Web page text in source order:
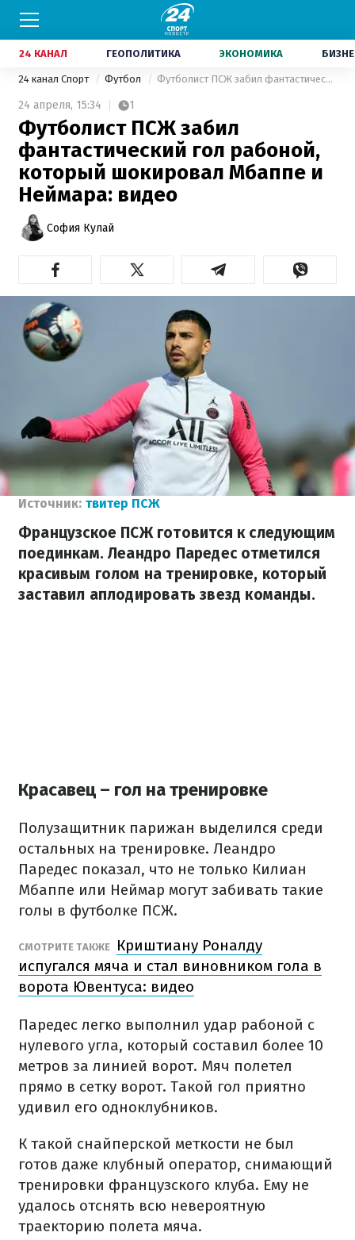
24 КАНАЛ ГЕОПОЛИТИКА ЭКОНОМИКА
24 канал Спорт Футбол Футболист ПСЖ забил фантастический гол рабоной, который шокировал Мбаппе и Неймара: видео
24 апреля, 15:34 1
Футболист ПСЖ забил
фантастический гол рабоной,
который шокировал Мбаппе и
Неймара: видео
София Кулай
Источник: твитер ПСЖ
Французское ПСЖ готовится к следующим
поединкам. Леандро Паредес отметился
красивым голом на тренировке, который
заставил аплодировать звезд команды.
Красавец – гол на тренировке
Полузащитник парижан выделился среди
остальных на тренировке. Леандро
Паредес показал, что не только Килиан
Мбаппе или Неймар могут забивать такие
голы в футболке ПСЖ.
СМОТРИТЕ ТАКЖЕ
Криштиану Роналду
испугался мяча и стал виновником гола в
ворота Ювентуса: видео
Паредес легко выполнил удар рабоной с
нулевого угла, который составил более 10
метров за линией ворот. Мяч полетел
прямо в сетку ворот. Такой гол приятно
удивил его одноклубников.
К такой снайперской меткости не был
готов даже клубный оператор, снимающий
тренировки французского клуба. Ему не
удалось отснять всю невероятную
траекторию полета мяча.